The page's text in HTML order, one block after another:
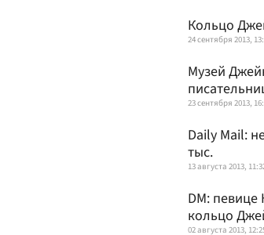
Кольцо
24 сентября 2013,
Музей
23 сентября 2013,
Daily Mail:
тыс.
13 августа 2013,
DM:
кольцо
02 августа 2013,